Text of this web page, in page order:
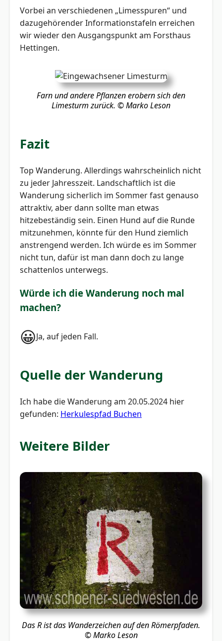
Vorbei an verschiedenen „Limesspuren“ und
dazugehörender Informationstafeln erreichen
wir wieder den Ausgangspunkt am Forsthaus
Hettingen.
Farn und andere Pflanzen erobern sich den
Limesturm zurück. © Marko Leson
Fazit
Top Wanderung. Allerdings wahrscheinlich nicht
zu jeder Jahresszeit. Landschaftlich ist die
Wanderung sicherlich im Sommer fast genauso
attraktiv, aber dann sollte man etwas
hitzebeständig sein. Einen Hund auf die Runde
mitzunehmen, könnte für den Hund ziemlich
anstrengend werden. Ich würde es im Sommer
nicht tun, dafür ist man dann doch zu lange
schattenlos unterwegs.
Würde ich die Wanderung noch mal
machen?
😀Ja, auf jeden Fall.
Quelle der Wanderung
Ich habe die Wanderung am 20.05.2024 hier
gefunden: Herkulespfad Buchen
Weitere Bilder
Das R ist das Wanderzeichen auf den Römerpfaden.
© Marko Leson